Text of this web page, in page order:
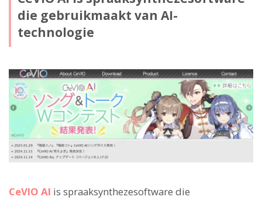
die gebruikmaakt van AI-
technologie
CeVIO AI is spraaksynthezesoftware die